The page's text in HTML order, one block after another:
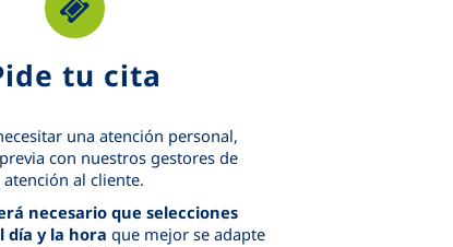
tu cita
una atención personal,
con nuestros gestores de
atención al cliente.
necesario que selecciones
día y la hora que mejor se adapte